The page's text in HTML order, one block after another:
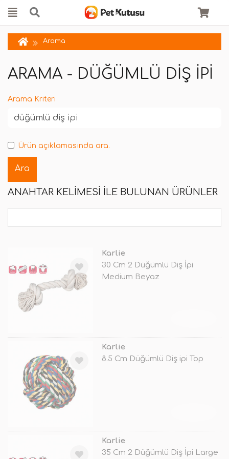
Arama
ARAMA - DÜĞÜMLÜ DIŞ IPI
Arama Kriteri
Ürün açıklamasında ara.
ANAHTAR KELIMESI ILE BULUNAN ÜRÜNLER
Karlie
30 Cm 2 Düğümlü Diş İpi
Medium Beyaz
Karlie
8.5 Cm Düğümlü Diş ipi Top
Karlie
35 Cm 2 Düğümlü Diş İpi Large